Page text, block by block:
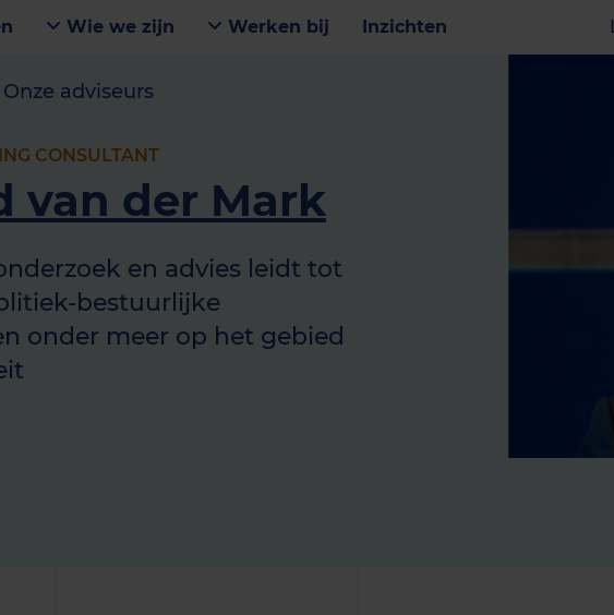
Wie we zijn Werken bij Inzichten
adviseurs
CONSULTANT
van der Mark
en advies leidt tot
bestuurlijke
onder meer op het gebied